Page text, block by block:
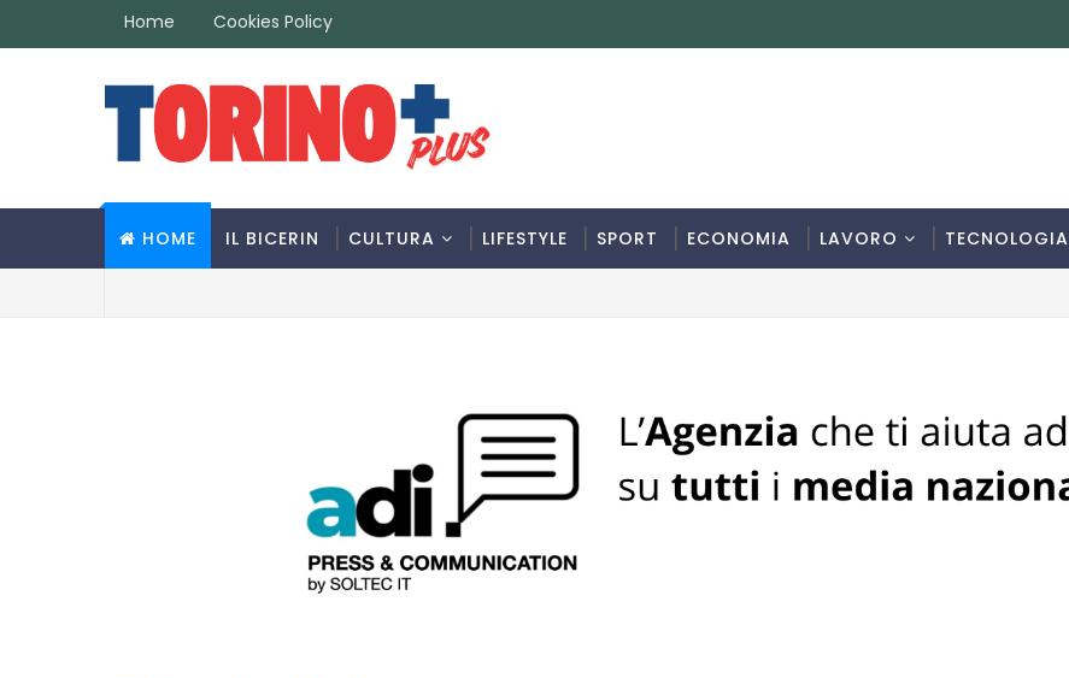
Home Cookies Policy
HOME IL BICERIN CULTURA LIFESTYLE SPORT ECONOMIA LAVORO TECNOLOGIA